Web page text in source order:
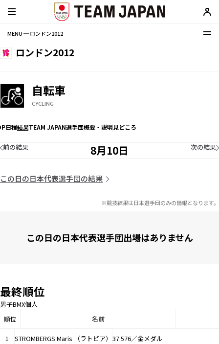
MENU ─ ロンドン2012
ロンドン2012
自転車
CYCLING
日程結果TEAM JAPAN選手団概要・説明見どころ
8月10日
前の結果 次の結果
この日の日本代表選手団の結果
※競技結果は日本選手団のみの情報となります。
この日の日本代表選手団出場はありません
最終順位
男子BMX個人
順位
名前
1 STROMBERGS Maris （ラトビア） 37.576／金メダル